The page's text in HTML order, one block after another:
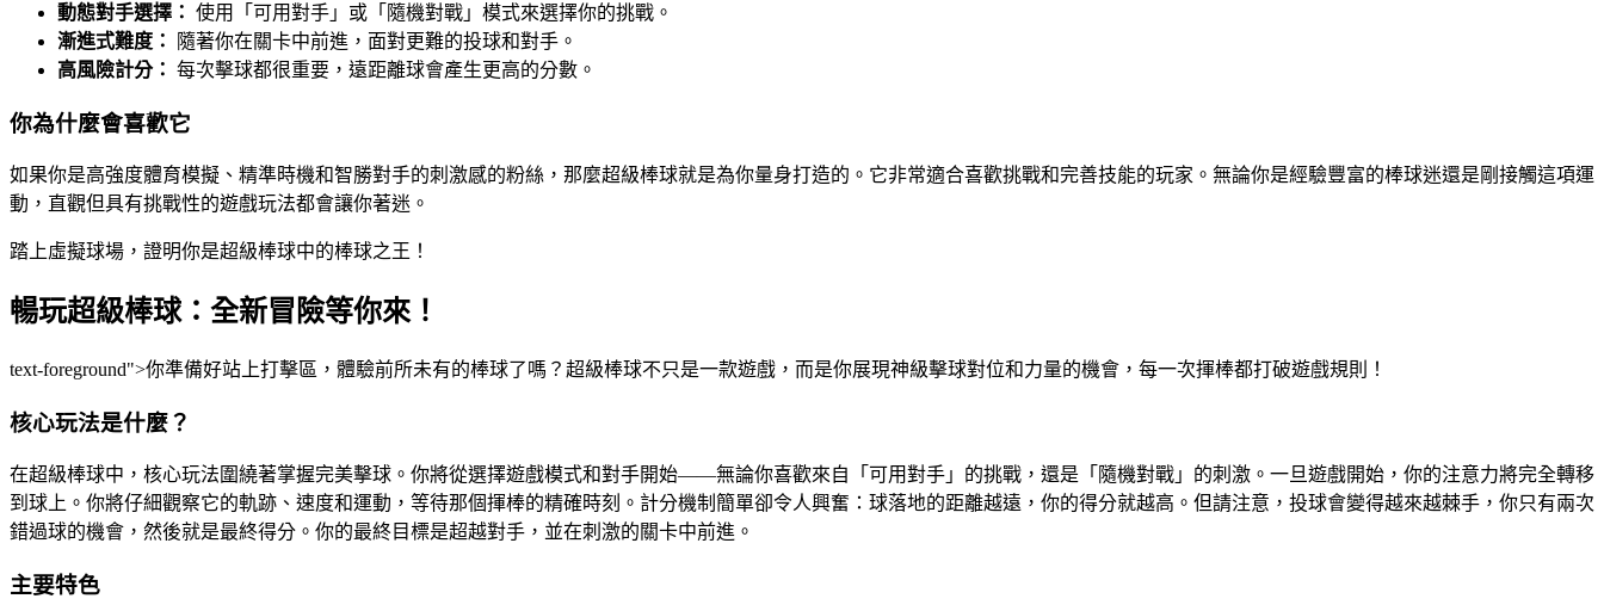
動態對手選擇： 使用「可用對手」或「隨機對戰」模式來選擇你的挑戰。
漸進式難度：
隨著你在關卡中前進，面對更難的投球和對手。
高風險計分： 每次擊球都很重要，遠距離球會產生更高的分數。
你為什麼會喜歡它
如果你是高強度體育模擬、精準時機和智勝對手的刺激感的粉絲，那麼超級棒球就是為你量身打造的。它非常適合喜歡挑戰和完善技能的玩家。無論你是經驗豐富的棒球迷還是剛接觸這項運
動，直觀但具有挑戰性的遊戲玩法都會讓你著迷。
踏上虛擬球場，證明你是超級棒球中的棒球之王！
暢玩超級棒球：全新冒險等你來！
text-foreground">你準備好站上打擊區，體驗前所未有的棒球了嗎？超級棒球不只是一款遊戲，而是你展現神級擊球對位和力量的機會，每一次揮棒都打破遊戲規則！
核心玩法是什麼？
在超級棒球中，核心玩法圍繞著掌握完美擊球。你將從選擇遊戲模式和對手開始——無論你喜歡來自「可用對手」的挑戰，還是「隨機對戰」的刺激。一旦遊戲開始，你的注意力將完全轉移
到球上。你將仔細觀察它的軌跡、速度和運動，等待那個揮棒的精確時刻。計分機制簡單卻令人興奮：球落地的距離越遠，你的得分就越高。但請注意，投球會變得越來越棘手，你只有兩次
錯過球的機會，然後就是最終得分。你的最終目標是超越對手，並在刺激的關卡中前進。
主要特色